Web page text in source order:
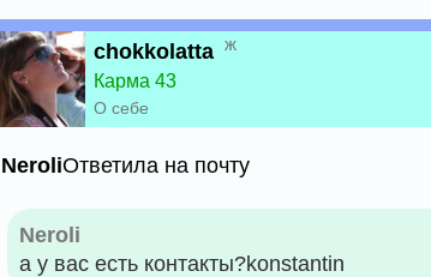
chokkolatta ж
Карма 43
О себе
NeroliОтветила на почту
Neroli
а у вас есть контакты?konstantin